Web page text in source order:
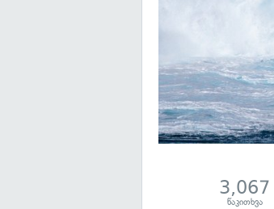
3,067
წაკითხვა